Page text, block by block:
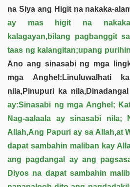
na Siya ang Higit na nakaka-
ay mas higit na
kalagayan,bilang pagbanggit
taas ng kalangitan;upang
Ano ang sinasabi ng mga
mga Anghel:Linuluwalhati
nila,Pinupuri ka
ay:Sinasabi ng mga Anghel;
Nag-aalaala ay sinasabi nila;
Allah,Ang Papuri ay sa Allah,at
dapat sambahin maliban kay
ang pagdangal ay ang
Diyos na dapat sambahin